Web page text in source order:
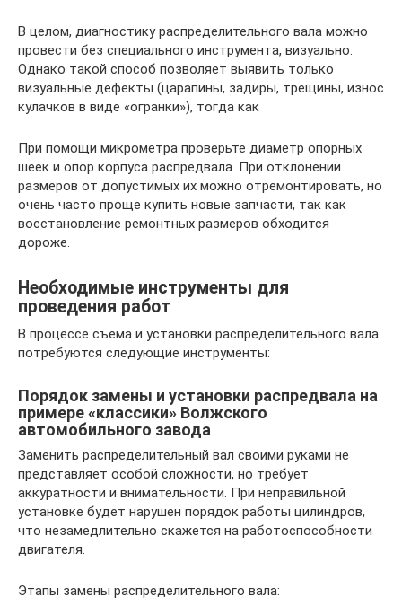
В целом, диагностику распределительного вала можно
провести без специального инструмента, визуально.
Однако такой способ позволяет выявить только
визуальные дефекты (царапины, задиры, трещины, износ
кулачков в виде «огранки»), тогда как
При помощи микрометра проверьте диаметр опорных
шеек и опор корпуса распредвала. При отклонении
размеров от допустимых их можно отремонтировать, но
очень часто проще купить новые запчасти, так как
восстановление ремонтных размеров обходится
дороже.
Необходимые инструменты для
проведения работ
В процессе съема и установки распределительного вала
потребуются следующие инструменты:
Порядок замены и установки распредвала на
примере «классики» Волжского
автомобильного завода
Заменить распределительный вал своими руками не
представляет особой сложности, но требует
аккуратности и внимательности. При неправильной
установке будет нарушен порядок работы цилиндров,
что незамедлительно скажется на работоспособности
двигателя.
Этапы замены распределительного вала: